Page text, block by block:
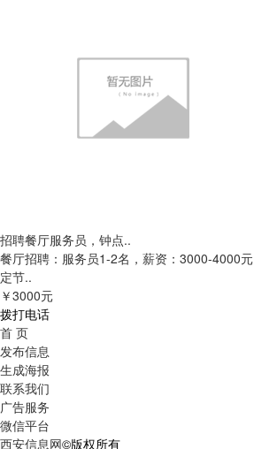
招聘餐厅服务员，钟点..
餐厅招聘：服务员1-2名，薪资：3000-4000
定节..
￥3000元
拨打电话
首 页
发布信息
生成海报
联系我们
广告服务
微信平台
西安信息网©版权所有